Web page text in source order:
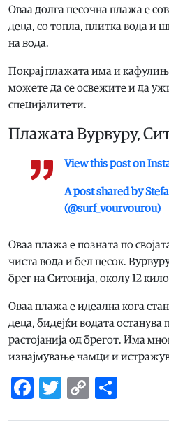
Оваа долга песочна плажа е
деца, со топла, плитка вода и
на вода.
Покрај плажата има и
можете да се освежите и да
специјалитети.
Плажата Вурвуру,
View this post on
A post shared by
(@surf_vourvourou)
Оваа плажа е позната по
чиста вода и бел песок.
брег на Ситонија, околу 12
Оваа плажа е идеална кога
деца, бидејќи водата останува
растојанија од брегот. Има
изнајмување чамци и
Facebook
Twitter
Copy